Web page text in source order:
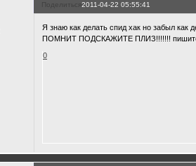
Поделиться2011-04-22 05:55:41
Я знаю как делать спид хак но забыл
ПОМНИТ ПОДСКАЖИТЕ ПЛИЗ!!!!!!! пишите
0